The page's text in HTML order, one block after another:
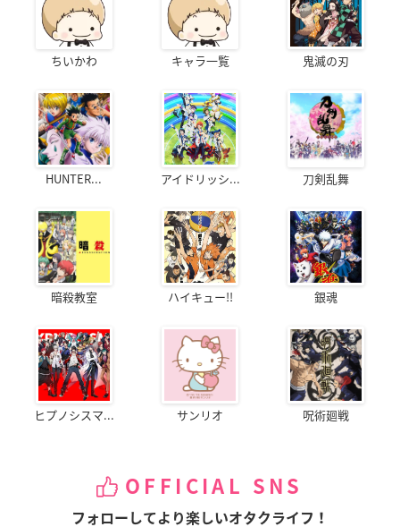
ちいかわ キャラ一覧 鬼滅の刃
HUNTER... アイドリッシ... 刀剣乱舞
暗殺教室 ハイキュー!! 銀魂
ヒプノシスマ... サンリオ 呪術廻戦
OFFICIAL SNS
フォローしてより楽しいオタクライフ！